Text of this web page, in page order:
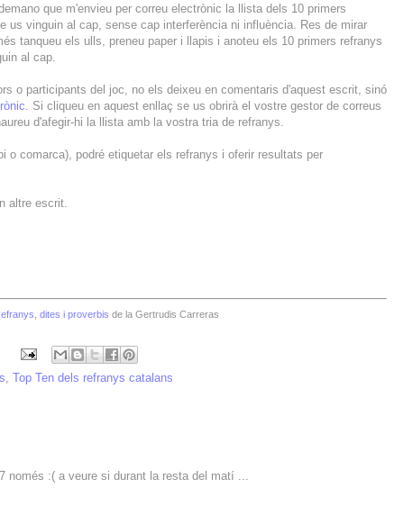
que m'envieu per correu electrònic la llista dels 10 primers
us vinguin al cap, sense cap interferència ni influència. Res de mirar
tanqueu els ulls, preneu paper i llapis i anoteu els 10 primers refranys
al cap.
o participants del joc, no els deixeu en comentaris d'aquest escrit, sinó
. Si cliqueu en aquest enllaç se us obrirà el vostre gestor de correus
d'afegir-hi la llista amb la vostra tria de refranys.
comarca), podré etiquetar els refranys i oferir resultats per
altre escrit.
dites i proverbis de la Gertrudis Carreras
Top Ten dels refranys catalans
només :( a veure si durant la resta del matí ...